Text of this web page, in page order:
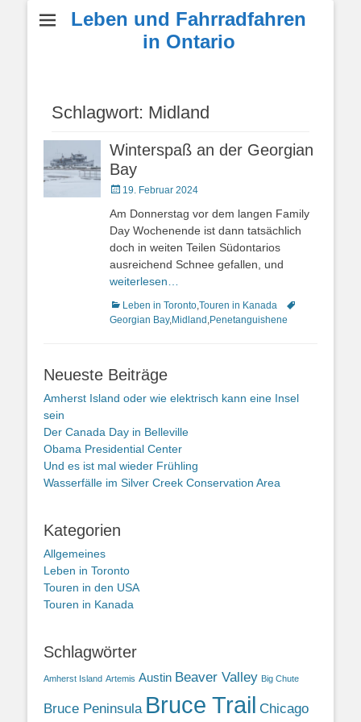
Leben und Fahrradfahren
in Ontario
Schlagwort: Midland
Winterspaß an der Georgian
Bay
Veröffentlicht
19. Februar 2024
Am Donnerstag vor dem langen Family
Day Wochenende ist dann tatsächlich
doch in weiten Teilen Südontarios
ausreichend Schnee gefallen, und
weiterlesen…
Kategorien
Leben in Toronto,Touren in Kanada
Schlagworte
Georgian Bay,Midland ,Penetanguishene
Neueste Beiträge
Amherst Island oder wie elektrisch kann eine Insel
sein
Der Canada Day in Belleville
Obama Presidential Center
Und es ist mal wieder Frühling
Wasserfälle im Silver Creek Conservation Area
Kategorien
Allgemeines
Leben in Toronto
Touren in den USA
Touren in Kanada
Schlagwörter
Amherst Island Artemis Austin Beaver Valley Big Chute
Bruce Peninsula Bruce Trail Chicago